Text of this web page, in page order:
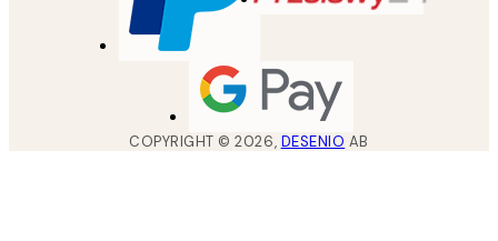
COPYRIGHT ©2026, DESENIO AB